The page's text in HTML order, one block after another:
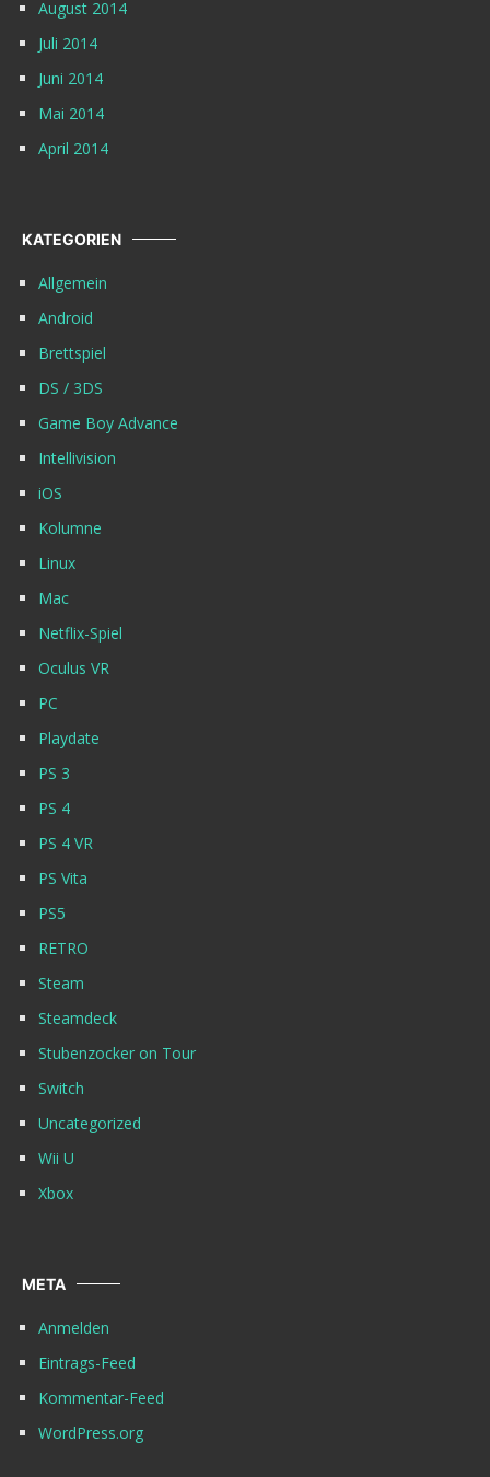
August 2014
Juli 2014
Juni 2014
Mai 2014
April 2014
KATEGORIEN
Allgemein
Android
Brettspiel
DS / 3DS
Game Boy Advance
Intellivision
iOS
Kolumne
Linux
Mac
Netflix-Spiel
Oculus VR
PC
Playdate
PS 3
PS 4
PS 4 VR
PS Vita
PS5
RETRO
Steam
Steamdeck
Stubenzocker on Tour
Switch
Uncategorized
Wii U
Xbox
META
Anmelden
Eintrags-Feed
Kommentar-Feed
WordPress.org